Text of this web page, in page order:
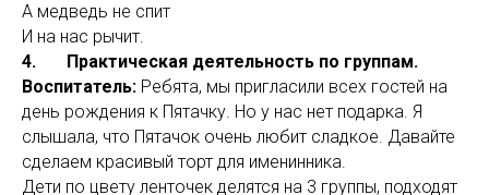
А медведь не спит
И на нас рычит.
4. Практическая деятельность по группам.
Воспитатель: Ребята, мы пригласили всех гостей на
день рождения к Пятачку. Но у нас нет подарка. Я
слышала, что Пятачок очень любит сладкое. Давайте
сделаем красивый торт для именинника.
Дети по цвету ленточек делятся на 3 группы, подходят